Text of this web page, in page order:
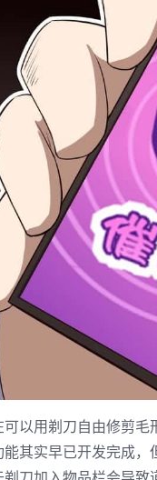
可以用剃刀自由修剪毛
能其实早已开发完成，